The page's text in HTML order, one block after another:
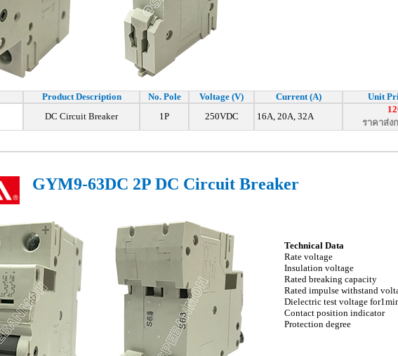
Product Description No. Pole Voltage (V) Current (A)
Unit
DC Circuit Breaker 1P 250VDC 16A, 20A, 32A
ราคาส่ง
GYM9-63DC 2P DC Circuit Breaker
Technical Data
Rate voltage
Insulation voltage
Rated breaking capacity
Rated impulse withstand
Dielectric test voltage
Contact position indicator
Protection degree